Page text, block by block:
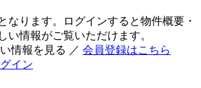
なります。ログインすると物件概要・
い情報がご覧いただけます。
情報を見る ／ 会員登録はこちら
イン